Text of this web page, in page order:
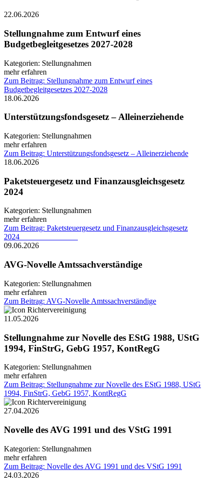
22.06.2026
Stellungnahme zum Entwurf eines
Budgetbegleitgesetzes 2027-2028
Kategorien: Stellungnahmen
mehr erfahren
Zum Beitrag: Stellungnahme zum Entwurf eines
Budgetbegleitgesetzes 2027-2028
18.06.2026
Unterstützungsfondsgesetz – Alleinerziehende
Kategorien: Stellungnahmen
mehr erfahren
Zum Beitrag: Unterstützungsfondsgesetz – Alleinerziehende
18.06.2026
Paketsteuergesetz und Finanzausgleichsgesetz
2024
Kategorien: Stellungnahmen
mehr erfahren
Zum Beitrag: Paketsteuergesetz und Finanzausgleichsgesetz
2024
09.06.2026
AVG-Novelle Amtssachverständige
Kategorien: Stellungnahmen
mehr erfahren
Zum Beitrag: AVG-Novelle Amtssachverständige
11.05.2026
Stellungnahme zur Novelle des EStG 1988, UStG
1994, FinStrG, GebG 1957, KontRegG
Kategorien: Stellungnahmen
mehr erfahren
Zum Beitrag: Stellungnahme zur Novelle des EStG 1988, UStG
1994, FinStrG, GebG 1957, KontRegG
27.04.2026
Novelle des AVG 1991 und des VStG 1991
Kategorien: Stellungnahmen
mehr erfahren
Zum Beitrag: Novelle des AVG 1991 und des VStG 1991
24.03.2026